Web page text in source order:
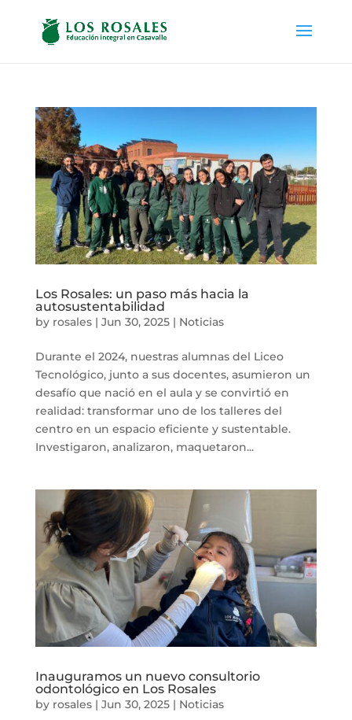
Los Rosales: un paso más hacia la
autosustentabilidad
by rosales| Jun 30, 2025| Noticias
Durante el 2024, nuestras alumnas del Liceo
Tecnológico, junto a sus docentes, asumieron un
desafío que nació en el aula y se convirtió en
realidad: transformar uno de los talleres del
centro en un espacio eficiente y sustentable.
Investigaron, analizaron, maquetaron...
Inauguramos un nuevo consultorio
odontológico en Los Rosales
by rosales| Jun 30, 2025| Noticias